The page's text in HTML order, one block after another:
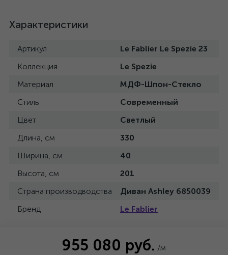
Характеристики
Артикул
Le Fablier Le Spezie 23
Коллекция
Le Spezie
Материал
МДФ-Шпон-Стекло
Стиль
Современный
Цвет
Светлый
Длина, см
330
Ширина, см
40
Высота, см
201
Страна производводства
Диван Ashley 6850039
Бренд
Le Fablier
955 080 руб. /м